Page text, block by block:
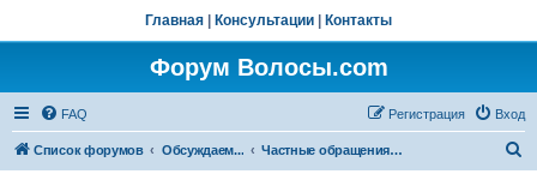
Главная Консультации Контакты
Форум Волосы.com
FAQ Вход
Регистрация
Список форумов Обсуждаем... Частные обращения, вопросы и объявления